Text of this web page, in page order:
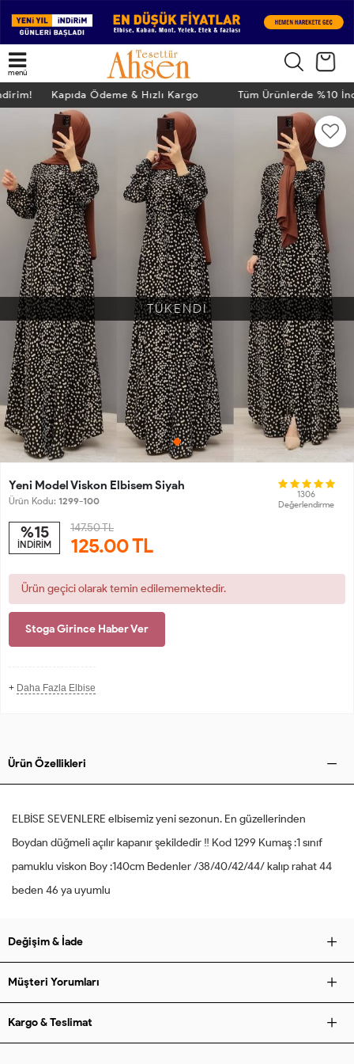
menü
Kapıda Ödeme & Hızlı Kargo Tüm Ürünlerde %10
TÜKENDİ
Yeni Model Viskon Elbisem Siyah
Ürün Kodu: 1299-100
1306
Değerlendirme
%15
İNDİRİM
147.50 TL
125.00TL
Ürün geçici olarak temin edilememektedir.
Stoga Girince Haber Ver
+ Daha Fazla Elbise
Ürün Özellikleri
ELBİSE SEVENLERE elbisemiz yeni sezonun. En güzellerinden
Boydan düğmeli açılır kapanır şekildedir ‼️ Kod 1299 Kumaş :1 sınıf
pamuklu viskon Boy :140cm Bedenler /38/40/42/44/ kalıp rahat 44
beden 46 ya uyumlu
Değişim & İade
Müşteri Yorumları
Kargo & Teslimat